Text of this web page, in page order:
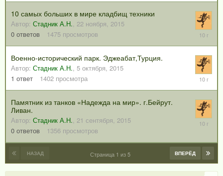
2016
10 самых больших в мире кладбищ техники
Автор: Стадник А.Н., 22 ноября, 2015
0 ответов 1475 просмотров
22
2015
Военно-исторический парк. Эджеабат,Турция.
Автор: Стадник А.Н., 5 октября, 2015
1 ответ 1402 просмотра
2015
Памятник из танков «Надежда на мир». г.Бейрут.
Ливан.
Автор: Стадник А.Н., 21 сентября, 2015
0 ответов 1356 просмотров
21
НАЗАД ВПЕРЁД
Страница 1 из 5